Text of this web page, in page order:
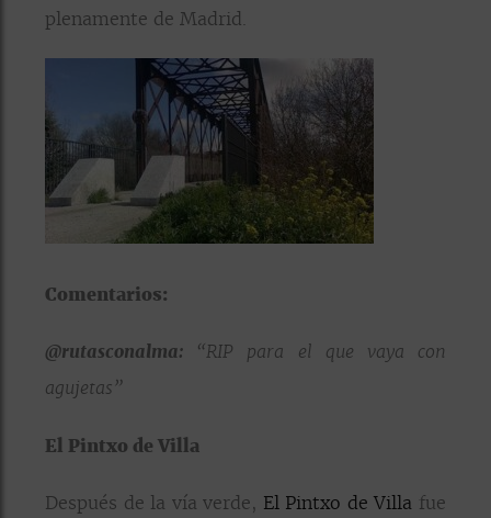
plenamente de Madrid.
Comentarios:
@rutasconalma: “RIP para el que vaya con
agujetas”
El Pintxo de Villa
Después de la vía verde, El Pintxo de Villa fue